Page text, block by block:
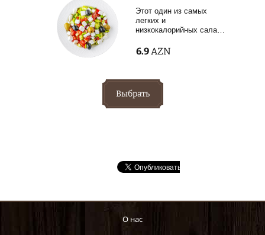
Этот один из самых
легких и
низкокалорийных сала…
6.9 AZN
Выбрать
О нас